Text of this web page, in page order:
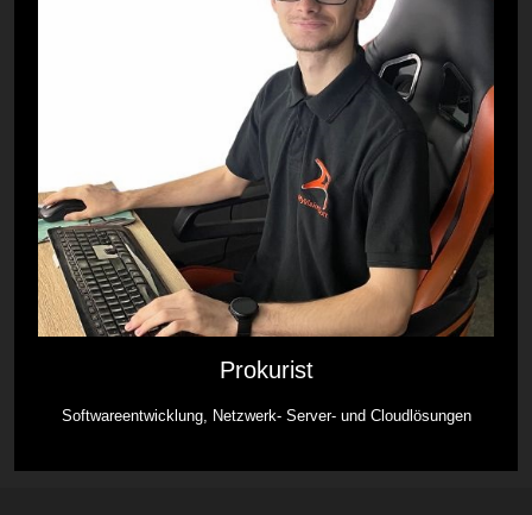
Prokurist
Softwareentwicklung, Netzwerk- Server- und Cloudlösungen